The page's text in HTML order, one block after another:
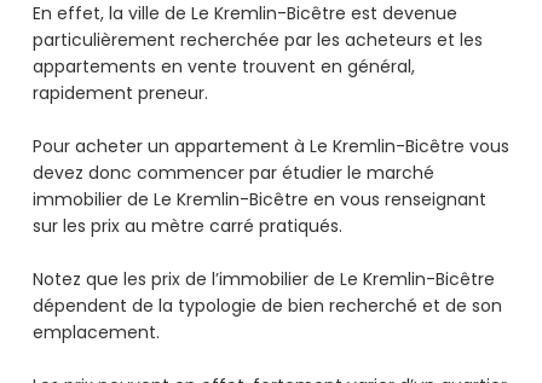
En effet, la ville de Le Kremlin-Bicêtre est devenue
particulièrement recherchée par les acheteurs et les
appartements en vente trouvent en général,
rapidement preneur.
Pour acheter un appartement à Le Kremlin-Bicêtre vous
devez donc commencer par étudier le marché
immobilier de Le Kremlin-Bicêtre en vous renseignant
sur les prix au mètre carré pratiqués.
Notez que les prix de l’immobilier de Le Kremlin-Bicêtre
dépendent de la typologie de bien recherché et de son
emplacement.